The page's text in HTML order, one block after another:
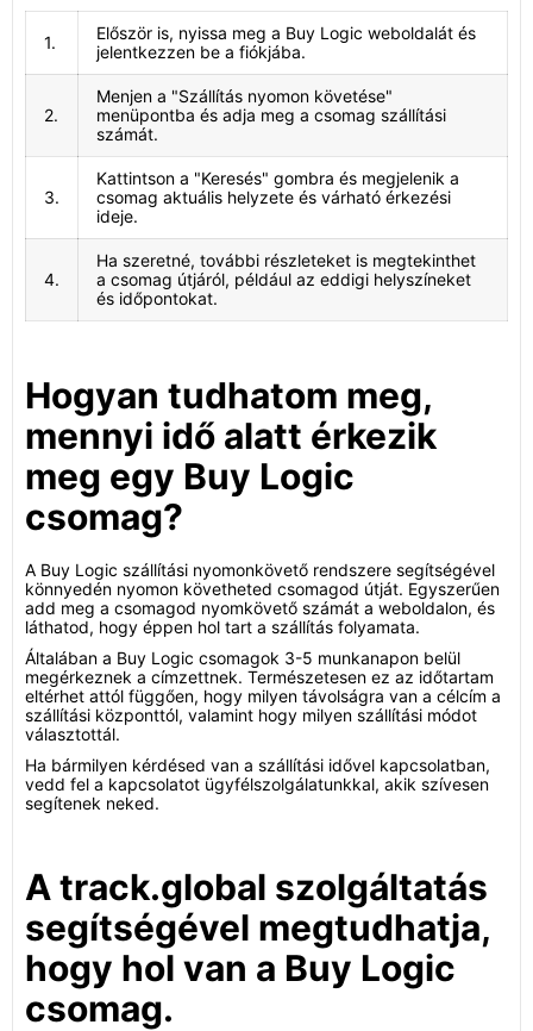
1.
Először is, nyissa meg a Buy Logic weboldalát és
jelentkezzen be a fiókjába.
2.
Menjen a "Szállítás nyomon követése"
menüpontba és adja meg a csomag szállítási
számát.
3.
Kattintson a "Keresés" gombra és megjelenik a
csomag aktuális helyzete és várható érkezési
ideje.
4.
Ha szeretné, további részleteket is megtekinthet
a csomag útjáról, például az eddigi helyszíneket
és időpontokat.
Hogyan tudhatom meg,
mennyi idő alatt érkezik
meg egy Buy Logic
csomag?
A Buy Logic szállítási nyomonkövető rendszere segítségével
könnyedén nyomon követheted csomagod útját. Egyszerűen
add meg a csomagod nyomkövető számát a weboldalon, és
láthatod, hogy éppen hol tart a szállítás folyamata.
Általában a Buy Logic csomagok 3-5 munkanapon belül
megérkeznek a címzettnek. Természetesen ez az időtartam
eltérhet attól függően, hogy milyen távolságra van a célcím a
szállítási központtól, valamint hogy milyen szállítási módot
választottál.
Ha bármilyen kérdésed van a szállítási idővel kapcsolatban,
vedd fel a kapcsolatot ügyfélszolgálatunkkal, akik szívesen
segítenek neked.
A track.global szolgáltatás
segítségével megtudhatja,
hogy hol van a Buy Logic
csomag.